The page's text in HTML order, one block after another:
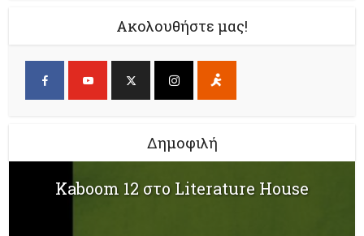
Ακολουθήστε μας!
Δημοφιλή
Kaboom 12 στο Literature House